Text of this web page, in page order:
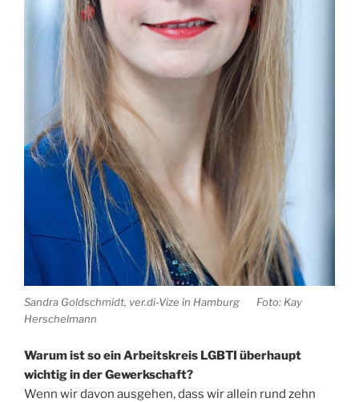
Sandra Goldschmidt, ver.di-Vize in Hamburg Foto: Kay
Herschelmann
Warum ist so ein Arbeitskreis LGBTI überhaupt
wichtig in der Gewerkschaft?
Wenn wir davon ausgehen, dass wir allein rund zehn